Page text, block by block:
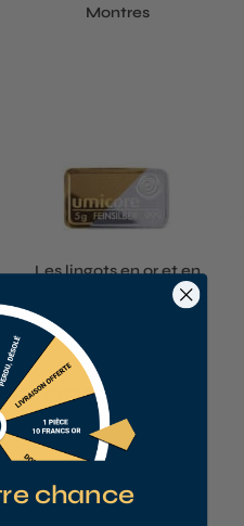
Montres
Les lingots en or et en
pas
chance